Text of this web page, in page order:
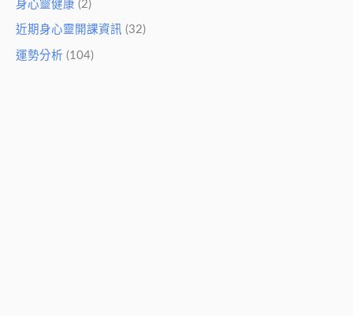
身心靈健康 (2)
近期身心靈開課資訊 (32)
運勢分析 (104)